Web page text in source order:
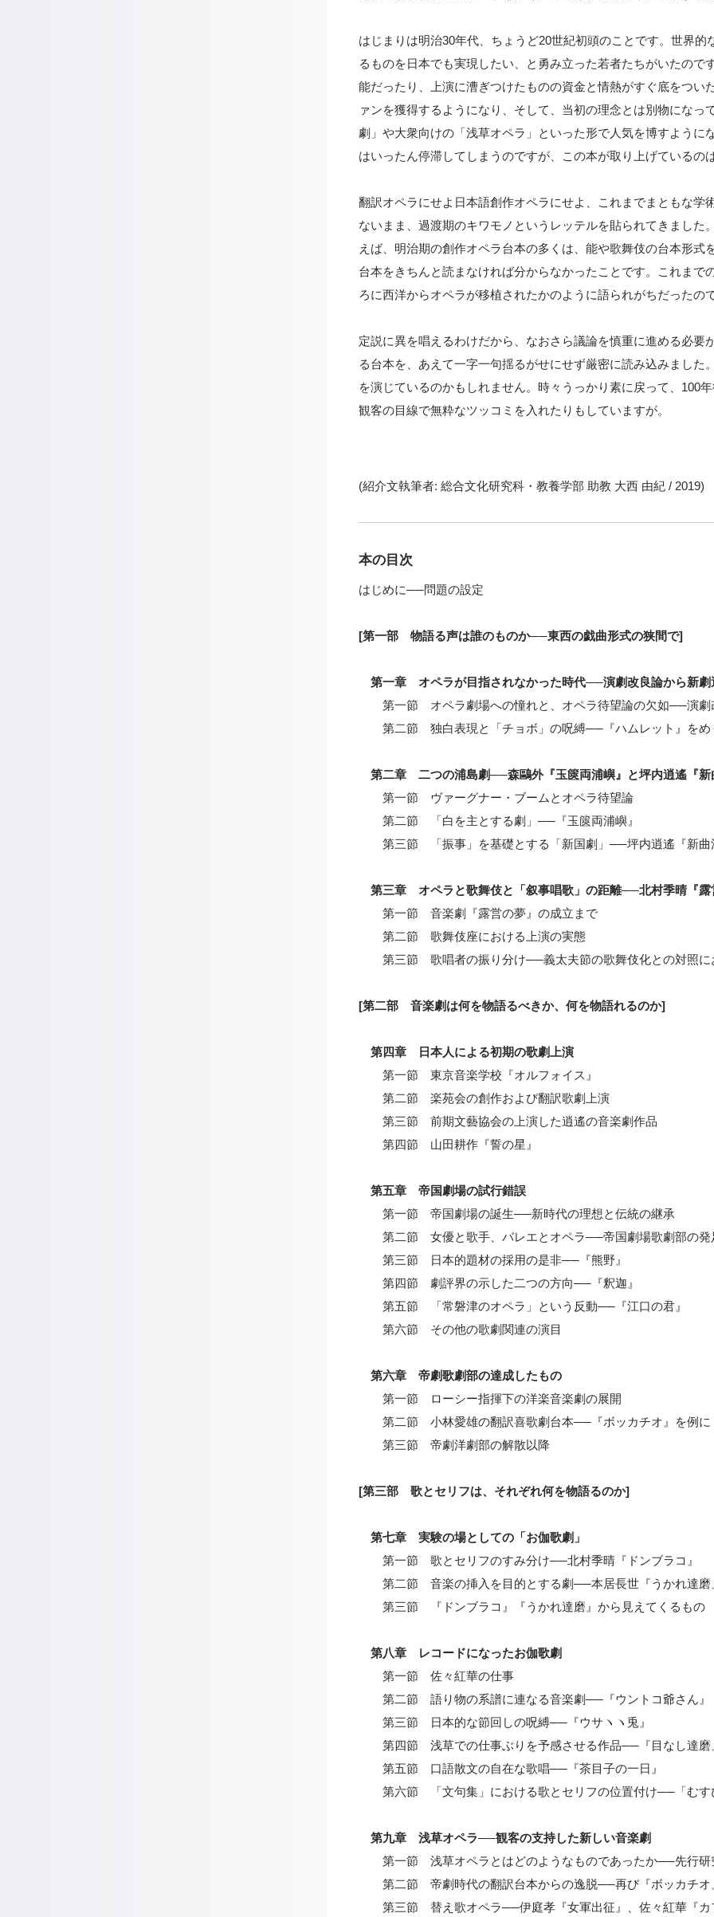
はじまりは明治30年代、ちょうど20世紀初頭のことです。世界
るものを日本でも実現したい、と勇み立った若者たちがいたの
能だったり、上演に漕ぎつけたものの資金と情熱がすぐ底をつい
ァンを獲得するようになり、そして、当初の理念とは別物にな
劇」や大衆向けの「浅草オペラ」といった形で人気を博すよう
はいったん停滞してしまうのですが、この本が取り上げているの
翻訳オペラにせよ日本語創作オペラにせよ、これまでまともな学
ないまま、過渡期のキワモノというレッテルを貼られてきました
えば、明治期の創作オペラ台本の多くは、能や歌舞伎の台本形式
台本をきちんと読まなければ分からなかったことです。これまで
ろに西洋からオペラが移植されたかのように語られがちだったの
定説に異を唱えるわけだから、なおさら議論を慎重に進める必
る台本を、あえて一字一句揺るがせにせず厳密に読み込みまし
を演じているのかもしれません。時々うっかり素に戻って、100
観客の目線で無粋なツッコミを入れたりもしていますが。
(紹介文執筆者: 総合文化研究科・教養学部 助教 大西 由紀 / 2019)
本の目次
はじめに──問題の設定
[第一部 物語る声は誰のものか──東西の戯曲形式の狭間で]
第一章 オペラが目指されなかった時代──演劇改良論から新劇
第一節 オペラ劇場への憧れと、オペラ待望論の欠如──演劇
第二節 独白表現と「チョボ」の呪縛──『ハムレット』をめ
第二章 二つの浦島劇──森鷗外『玉篋両浦嶼』と坪内逍遙『新
第一節 ヴァーグナー・ブームとオペラ待望論
第二節 「白を主とする劇」──『玉篋両浦嶼』
第三節 「振事」を基礎とする「新国劇」──坪内逍遙『新曲
第三章 オペラと歌舞伎と「叙事唱歌」の距離──北村季晴『露
第一節 音楽劇『露営の夢』の成立まで
第二節 歌舞伎座における上演の実態
第三節 歌唱者の振り分け──義太夫節の歌舞伎化との対照に
[第二部 音楽劇は何を物語るべきか、何を物語れるのか]
第四章 日本人による初期の歌劇上演
第一節 東京音楽学校『オルフォイス』
第二節 楽苑会の創作および翻訳歌劇上演
第三節 前期文藝協会の上演した逍遙の音楽劇作品
第四節 山田耕作『誓の星』
第五章 帝国劇場の試行錯誤
第一節 帝国劇場の誕生──新時代の理想と伝統の継承
第二節 女優と歌手、バレエとオペラ──帝国劇場歌劇部の発
第三節 日本的題材の採用の是非──『熊野』
第四節 劇評界の示した二つの方向──『釈迦』
第五節 「常磐津のオペラ」という反動──『江口の君』
第六節 その他の歌劇関連の演目
第六章 帝劇歌劇部の達成したもの
第一節 ローシー指揮下の洋楽音楽劇の展開
第二節 小林愛雄の翻訳喜歌劇台本──『ボッカチオ』を例に
第三節 帝劇洋劇部の解散以降
[第三部 歌とセリフは、それぞれ何を物語るのか]
第七章 実験の場としての「お伽歌劇」
第一節 歌とセリフのすみ分け──北村季晴『ドンブラコ』
第二節 音楽の挿入を目的とする劇──本居長世『うかれ達磨
第三節 『ドンブラコ』『うかれ達磨』から見えてくるもの
第八章 レコードになったお伽歌劇
第一節 佐々紅華の仕事
第二節 語り物の系譜に連なる音楽劇──『ウントコ爺さん』
第三節 日本的な節回しの呪縛──『ウサヽヽ兎』
第四節 浅草での仕事ぶりを予感させる作品──『目なし達磨
第五節 口語散文の自在な歌唱──『茶目子の一日』
第六節 「文句集」における歌とセリフの位置付け──「むす
第九章 浅草オペラ──観客の支持した新しい音楽劇
第一節 浅草オペラとはどのようなものであったか──先行研
第二節 帝劇時代の翻訳台本からの逸脱──再び『ボッカチオ
第三節 替え歌オペラ──伊庭孝『女軍出征』、佐々紅華『カ